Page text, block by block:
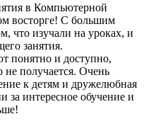
в Компьютерной
восторге! С большим
что изучали на уроках, и
занятия.
понятно и доступно,
не получается. Очень
к детям и дружелюбная
за интересное обучение и